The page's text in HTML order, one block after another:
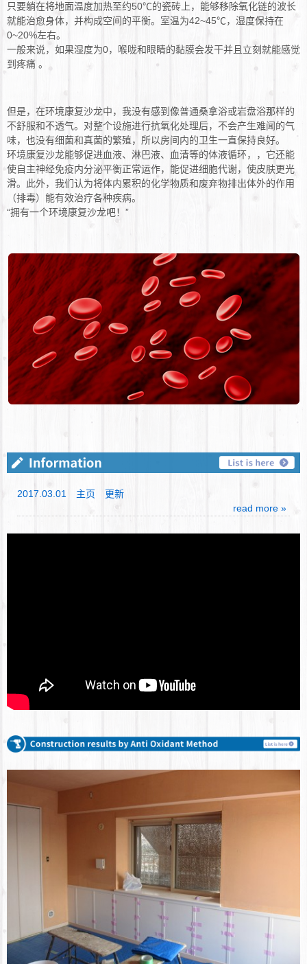
只要躺在将地面温度加热至约50℃的瓷砖上，能够移除氧化链的波长
就能治愈身体，并构成空间的平衡。室温为42~45℃，湿度保持在
0~20%左右。
一般来说，如果湿度为0，喉咙和眼睛的黏膜会发干并且立刻就能感觉
到疼痛 。
但是，在环境康复沙龙中，我没有感到像普通桑拿浴或岩盘浴那样的
不舒服和不透气。对整个设施进行抗氧化处理后，不会产生难闻的气
味，也没有细菌和真菌的繁殖，所以房间内的卫生一直保持良好。
环境康复沙龙能够促进血液、淋巴液、血清等的体液循环，，它还能
使自主神经免疫内分泌平衡正常运作，能促进细胞代谢，使皮肤更光
滑。此外，我们认为将体内累积的化学物质和废弃物排出体外的作用
（排毒）能有效治疗各种疾病。
“拥有一个环境康复沙龙吧！”
2017.03.01 主页 更新
read more »